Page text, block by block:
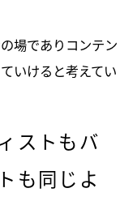
場でありコンテン
いけると考えてい
ストもバ
も同じよ